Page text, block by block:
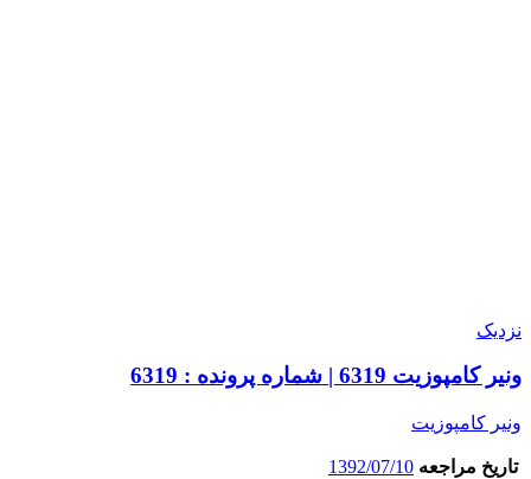
نزدیک
ونیر کامپوزیت 6319 | شماره پرونده : 6319
ونیر کامپوزیت
تاریخ مراجعه 1392/07/10